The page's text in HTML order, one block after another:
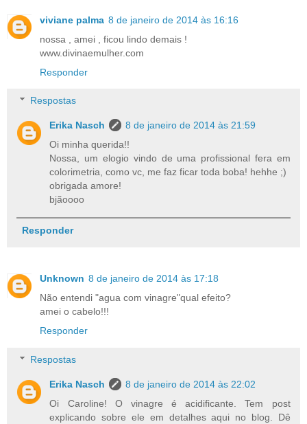
viviane palma 8 de janeiro de 2014 às 16:16
nossa , amei , ficou lindo demais !
www.divinaemulher.com
Responder
Respostas
Erika Nasch
8 de janeiro de 2014 às 21:59
Oi minha querida!!
Nossa, um elogio vindo de uma profissional fera em
colorimetria, como vc, me faz ficar toda boba! hehhe ;)
obrigada amore!
bjãoooo
Responder
Unknown 8 de janeiro de 2014 às 17:18
Não entendi "agua com vinagre"qual efeito?
amei o cabelo!!!
Responder
Respostas
Erika Nasch
8 de janeiro de 2014 às 22:02
Oi Caroline! O vinagre é acidificante. Tem post
explicando sobre ele em detalhes aqui no blog. Dê